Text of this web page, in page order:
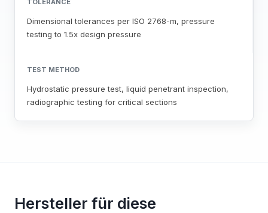
TOLERANCE
Dimensional tolerances per ISO 2768-m, pressure
testing to 1.5x design pressure
TEST METHOD
Hydrostatic pressure test, liquid penetrant inspection,
radiographic testing for critical sections
Hersteller für diese